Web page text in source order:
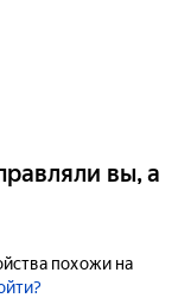
вы, а
похожи на